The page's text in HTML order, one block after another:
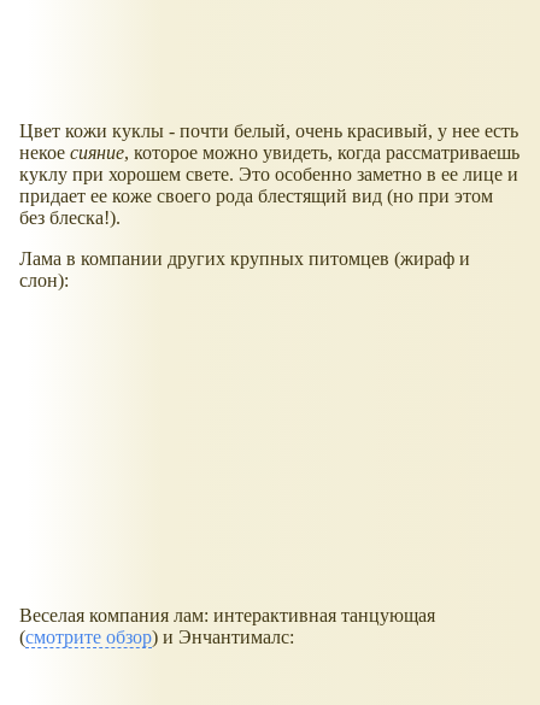
Цвет кожи куклы - почти белый, очень красивый, у нее есть
некое сияние, которое можно увидеть, когда рассматриваешь
куклу при хорошем свете. Это особенно заметно в ее лице и
придает ее коже своего рода блестящий вид (но при этом
без блеска!).
Лама в компании других крупных питомцев (жираф и
слон):
Веселая компания лам: интерактивная танцующая
(смотрите обзор) и Энчантималс: